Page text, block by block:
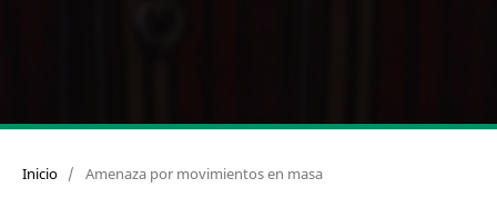
Inicio / Amenaza por movimientos en masa